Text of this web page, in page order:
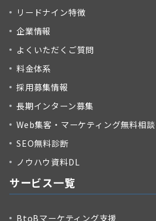
リードナイン特徴
企業情報
よくいただくご質問
料金体系
採用募集情報
長期インターン募集
Web集客・マーケティング無料相談
SEO無料診断
ノウハウ資料DL
サービス一覧
BtoBマーケティング支援